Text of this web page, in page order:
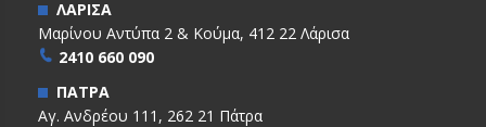
ΛΑΡΙΣΑ
Μαρίνου Αντύπα 2 & Κούμα, 412 22 Λάρισα
2410 660 090
ΠΑΤΡΑ
Αγ. Ανδρέου 111, 262 21 Πάτρα